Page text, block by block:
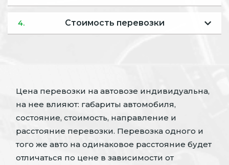
4. Стоимость перевозки
Цена перевозки на автовозе индивидуальна,
на нее влияют: габариты автомобиля,
состояние, стоимость, направление и
расстояние перевозки. Перевозка одного и
того же авто на одинаковое расстояние будет
отличаться по цене в зависимости от